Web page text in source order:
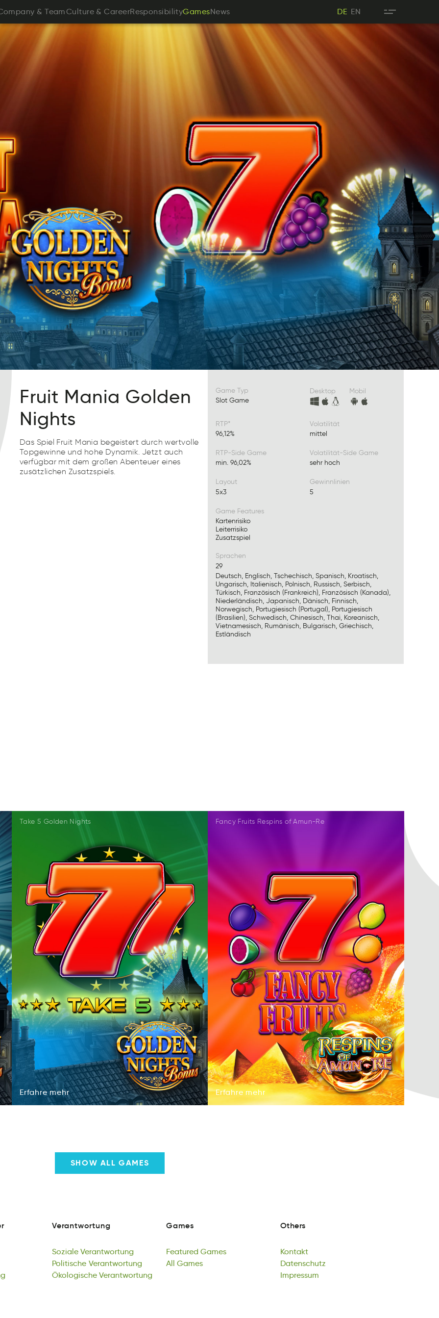
& TeamCulture & CareerResponsibilityGames
sGmae
Games
News
DE
DE
DE
EN
Fruit Mania Golden
Nights
Das Spiel Fruit Mania begeistert durch wertvolle
Topgewinne und hohe Dynamik. Jetzt auch
verfügbar mit dem großen Abenteuer eines
zusätzlichen Zusatzspiels.
Game Typ
Slot Game
Desktop Mobil
RTP*
96,12%
Volatilität
mittel
RTP-Side Game
min. 96,02%
Volatilität-Side Game
sehr hoch
Layout
5x3
Gewinnlinien
5
Game Features
Kartenrisiko
Leiterrisiko
Zusatzspiel
Sprachen
29
Deutsch, Englisch, Tschechisch, Spanisch, Kroatisch,
Ungarisch, Italienisch, Polnisch, Russisch, Serbisch,
Türkisch, Französisch (Frankreich), Französisch (Kanada),
Niederländisch, Japanisch, Dänisch, Finnisch,
Norwegisch, Portugiesisch (Portugal), Portugiesisch
(Brasilien), Schwedisch, Chinesisch, Thai, Koreanisch,
Vietnamesisch, Rumänisch, Bulgarisch, Griechisch,
Estländisch
Take 5 Golden Nights
Erfahre
Erhfrea
Erfahre
mehr
ehrm
mehr
Fancy Fruits Respins of Amun-Re
Erfahre
rEhfare
Erfahre
mehr
mreh
mehr
SHOW ALL GAMES
Verantwortung
Soziale
Soziale
Verantwortung
Verantwortung
oilPihcets
Politische
Vwtnogartuner
Verantwortung
Ökologische
kshoigeoÖcl
Ökologische
Verantwortung
eruatntwngVor
Verantwortung
Games
Featured
Featured Games
llA
All
sGmea
Games
Others
Kontakt
Kontakt
teuhcsazDtn
Datenschutz
Impressum
mpsersmIu
Impressum